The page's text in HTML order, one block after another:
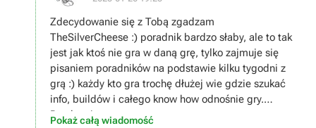
Zdecydowanie się z Tobą zgadzam
TheSilverCheese :) poradnik bardzo słaby, ale to tak
jest jak ktoś nie gra w daną grę, tylko zajmuje się
pisaniem poradników na podstawie kilku tygodni z
grą :) każdy kto gra trochę dłużej wie gdzie szukać
info, buildów i całego know how odnośnie gry.
Pozdrawiam
Pokaż całą wiadomość